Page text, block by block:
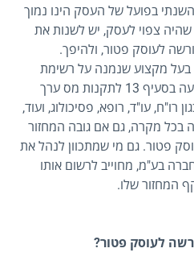
בפועל של העסק הינו נמוך
שהיה צפוי לעסק, יש לשנות את
לעוסק פטור, ולהיפך.
בעל מקצוע שנמנה על רשימת
המקצועות הספציפיים שמופיעה בסעיף 13 לתקנות מס ערך
(רישום), תשל"ו-1976, כגון רו"ח, עו"ד, רופא, פסיכולוג, ועוד,
בכל מקרה, גם אם גובה המחזור
פטור. גם מי שמתכוון לנהל את
בע"מ, מחוייב לרשום אותו
המחזור שלו.
לעוסק פטור?